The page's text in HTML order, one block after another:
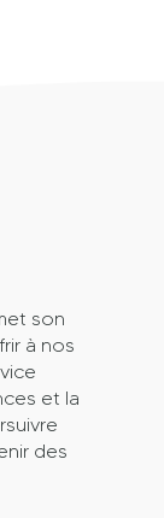
son
à nos
et la
des